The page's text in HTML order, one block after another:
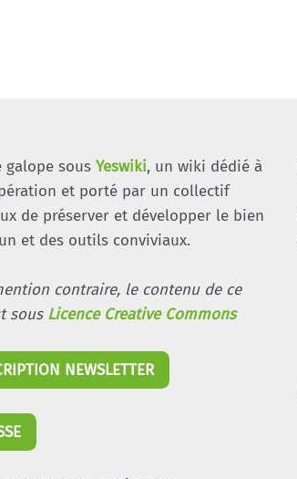
galope sous Yeswiki, un wiki dédié à
et porté par un collectif
de préserver et développer le bien
et des outils conviviaux.
contraire, le contenu de ce
sous Licence Creative Commons
NEWSLETTER